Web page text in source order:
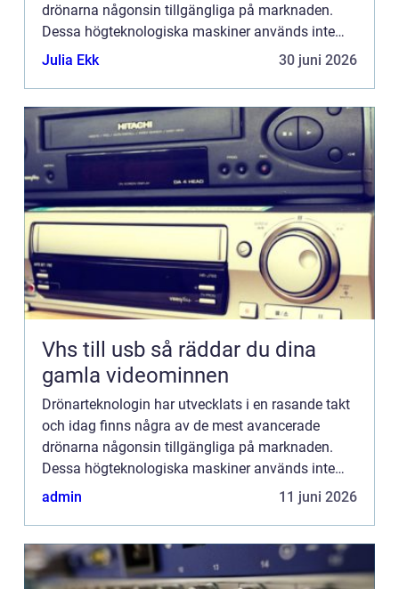
drönarna någonsin tillgängliga på marknaden.
Dessa högteknologiska maskiner används inte
bara för hobbyflygni...
Julia Ekk 30 juni 2026
Vhs till usb så räddar du dina
gamla videominnen
Drönarteknologin har utvecklats i en rasande takt
och idag finns några av de mest avancerade
drönarna någonsin tillgängliga på marknaden.
Dessa högteknologiska maskiner används inte
bara för hobbyflygni...
admin 11 juni 2026